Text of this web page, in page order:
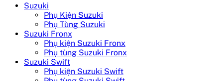
Suzuki
Phụ Kiện Suzuki
Phụ Tùng Suzuki
Suzuki Fronx
Phụ kiện Suzuki Fronx
Phụ tùng Suzuki Fronx
Suzuki Swift
Phụ kiện Suzuki Swift